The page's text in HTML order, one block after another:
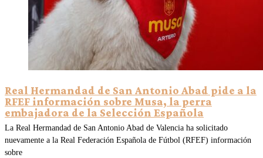
Real Hermandad de San Antonio Abad pide a la
RFEF información sobre Musa, la perra
embajadora de la Selección Española
La Real Hermandad de San Antonio Abad de Valencia ha solicitado
nuevamente a la Real Federación Española de Fútbol (RFEF) información
sobre